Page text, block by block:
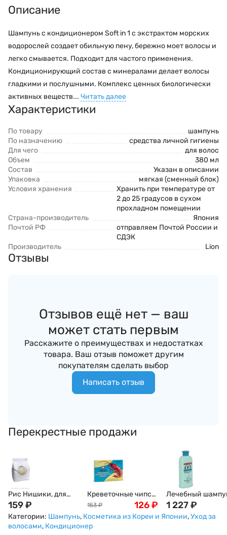
Описание
Шампунь с кондиционером Soft in 1 c экстрактом морских
водорослей создает обильную пену, бережно моет волосы и
легко смывается. Подходит для частого применения.
Кондиционирующий состав с минералами делает волосы
гладкими и послушными. Комплекс ценных биологически
активных веществ... Читать далее
Характеристики
По товару
шампунь
По назначению
средства личной гигиены
Для чего
для волос
Объем
380 мл
Состав
Указан в описании
Упаковка
мягкая (сменный блок)
Условия хранения
Хранить при температуре от
2 до 25 градусов в сухом
прохладном помещении
Страна-производитель
Япония
Почтой РФ
отправляем Почтой России и
СДЭК
Производитель
Lion
Отзывы
Отзывов ещё нет — ваш
может стать первым
Расскажите о преимуществах и недостатках
товара. Ваш отзыв поможет другим
покупателям сделать выбор
Написать отзыв
Перекрестные продажи
Рис Нишики, для
суши и роллов, 1кг
159₽
Креветочные чипсы
Ou Jiang, 227г
153 ₽ 126₽
Лечебный
стимулирующий
рост волос с
1 227₽
Категории: Шампунь, Косметика из Кореи и Японии,Уход за
волосами, Кондиционер